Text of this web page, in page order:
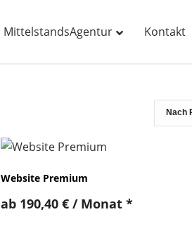
MittelstandsAgentur Kontakt
Website Premium
ab 190,40 € / Monat*